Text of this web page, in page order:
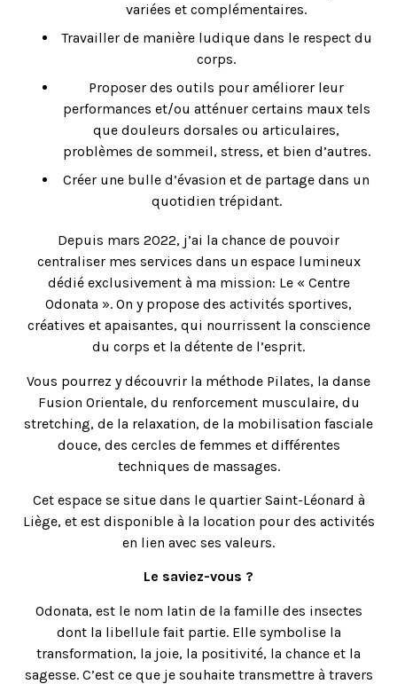
variées et complémentaires.
Travailler de manière ludique dans le respect du
corps.
Proposer des outils pour améliorer leur
performances et/ou atténuer certains maux tels
que douleurs dorsales ou articulaires,
problèmes de sommeil, stress, et bien d’autres.
Créer une bulle d’évasion et de partage dans un
quotidien trépidant.
Depuis mars 2022, j’ai la chance de pouvoir
centraliser mes services dans un espace lumineux
dédié exclusivement à ma mission: Le « Centre
Odonata ». On y propose des activités sportives,
créatives et apaisantes, qui nourrissent la conscience
du corps et la détente de l’esprit.
Vous pourrez y découvrir la méthode Pilates, la danse
Fusion Orientale, du renforcement musculaire, du
stretching, de la relaxation, de la mobilisation fasciale
douce, des cercles de femmes et différentes
techniques de massages.
Cet espace se situe dans le quartier Saint-Léonard à
Liège, et est disponible à la location pour des activités
en lien avec ses valeurs.
Le saviez-vous ?
Odonata, est le nom latin de la famille des insectes
dont la libellule fait partie. Elle symbolise la
transformation, la joie, la positivité, la chance et la
sagesse. C’est ce que je souhaite transmettre à travers